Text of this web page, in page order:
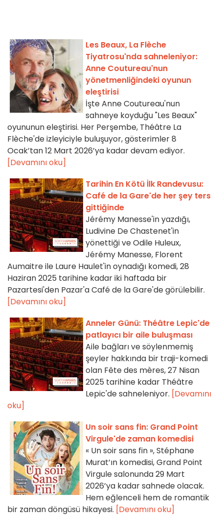
Les Beaux, La Flèche
Tiyatrosu'nda sahneleniyor:
Anne Coutureau'nun
yönetmenliğindeki oyunun
eleştirisi
İşte Anne Coutureau'nun
sahneye koyduğu "Les Beaux"
oyununun eleştirisi. Her Perşembe, Théâtre La
Flèche'de izleyiciyle buluşuyor, gösterimler 8
Ocak’tan 12 Mart 2026’ya kadar devam ediyor.
[Devamını oku]
Tarihin En Kötü İlk Randevusu:
Café de la Gare'de her şey ters
gittiğinde
Jérémy Manesse'in yazdığı,
Ludivine De Chastenet'in
yönettiği ve Odile Huleux,
Jérémy Manesse, Florent
Aumaitre ile Laure Haulet'in oynadığı komedi, 28
Haziran 2025 tarihine kadar iki haftada bir
Pazartesi'den Pazar'a Café de la Gare'de görülebilir.
[Devamını oku]
Anneler Günü: Théâtre Lepic'de
patlayıcı bir aile buluşması
Aile bağları ve söylenmemiş
şeyler hakkında bir traji-komedi
olan Fête des mères, 27 Nisan
2025 tarihine kadar Théâtre
Lepic'de sahneleniyor. [Devamını
oku]
Un soir sans fin: Grand Point
Virgule'de zaman komedisi
« Un soir sans fin », Stéphane
Murat’ın komedisi, Grand Point
Virgule salonunda 29 Mart
2026’ya kadar sahnede olacak.
Hem eğlenceli hem de romantik
bir zaman döngüsü hikayesi. [Devamını oku]